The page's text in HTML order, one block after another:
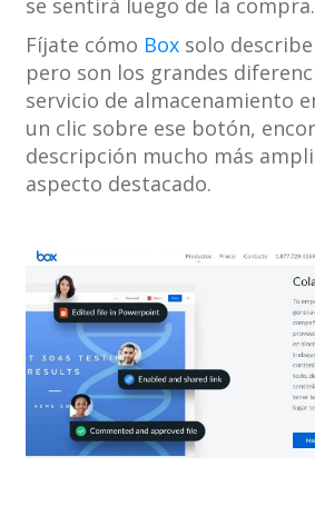
Fíjate cómo Boxsolo
pero son los grandes
servicio de almacenamiento
un clic sobre ese botón,
descripción mucho más
aspecto destacado.